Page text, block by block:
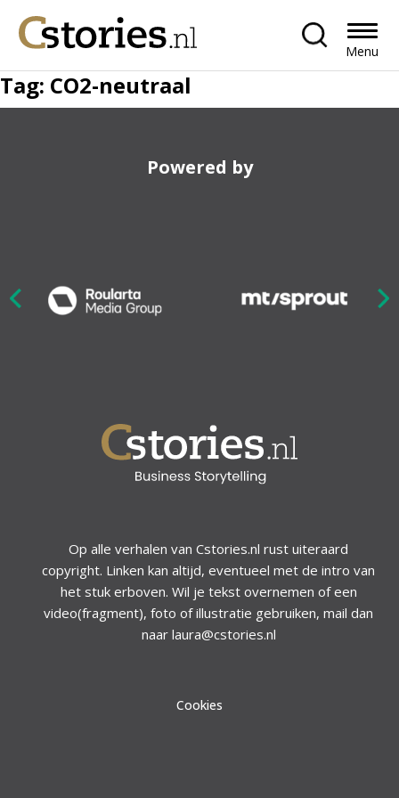
Menu
Tag: CO2-neutraal
Powered by
Op alle verhalen van Cstories.nl rust uiteraard
copyright. Linken kan altijd, eventueel met de intro van
het stuk erboven. Wil je tekst overnemen of een
video(fragment), foto of illustratie gebruiken, mail dan
naar laura@cstories.nl
Cookies